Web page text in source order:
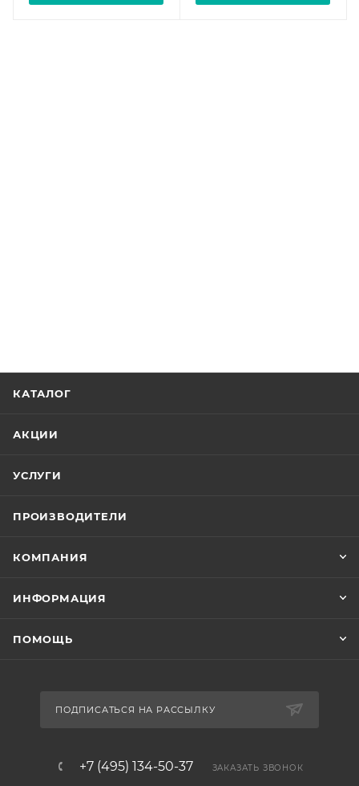
КАТАЛОГ
АКЦИИ
УСЛУГИ
ПРОИЗВОДИТЕЛИ
КОМПАНИЯ
ИНФОРМАЦИЯ
ПОМОЩЬ
ПОДПИСАТЬСЯ НА РАССЫЛКУ
+7 (495) 134-50-37 ЗАКАЗАТЬ ЗВОНОК